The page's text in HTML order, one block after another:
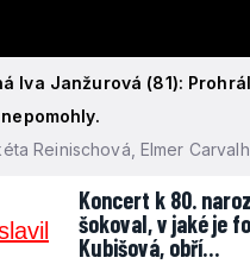
Iva Janžurová (81):
Reinischová, Elmer
Koncert k 80. narozeninám: Neckář
šokoval, v jaké je
Kubišová, obří…